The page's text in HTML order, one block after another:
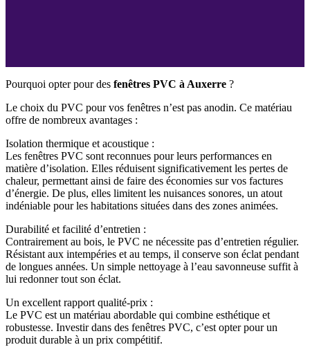
Pourquoi opter pour des fenêtres PVC à Auxerre ?
Le choix du PVC pour vos fenêtres n’est pas anodin. Ce matériau
offre de nombreux avantages :
Isolation thermique et acoustique :
Les fenêtres PVC sont reconnues pour leurs performances en
matière d’isolation. Elles réduisent significativement les pertes de
chaleur, permettant ainsi de faire des économies sur vos factures
d’énergie. De plus, elles limitent les nuisances sonores, un atout
indéniable pour les habitations situées dans des zones animées.
Durabilité et facilité d’entretien :
Contrairement au bois, le PVC ne nécessite pas d’entretien régulier.
Résistant aux intempéries et au temps, il conserve son éclat pendant
de longues années. Un simple nettoyage à l’eau savonneuse suffit à
lui redonner tout son éclat.
Un excellent rapport qualité-prix :
Le PVC est un matériau abordable qui combine esthétique et
robustesse. Investir dans des fenêtres PVC, c’est opter pour un
produit durable à un prix compétitif.